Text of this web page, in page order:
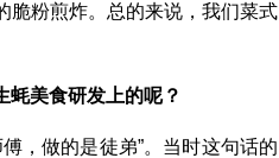
脆粉煎炸。总的来说，我们菜式
蚝美食研发上的呢？
，做的是徒弟”。当时这句话的